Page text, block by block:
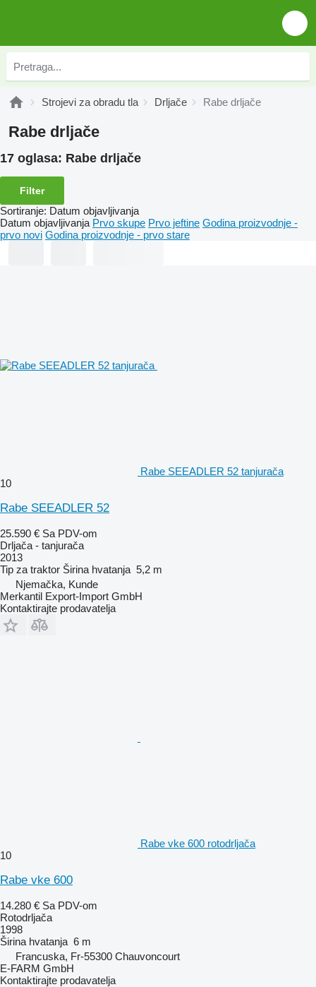
Strojevi za obradu tla Drljače Rabe drljače
Rabe drljače
17 oglasa: Rabe drljače
Filter
Sortiranje: Datum objavljivanja
Datum objavljivanja Prvo skupe Prvo jeftine Godina proizvodnje -
prvo novi Godina proizvodnje - prvo stare
Rabe SEEADLER 52 tanjurača
10
Rabe SEEADLER 52
25.590 € Sa PDV-om
Drljača - tanjurača
2013
Tip za traktor Širina hvatanja 5,2 m
Njemačka, Kunde
Merkantil Export-Import GmbH
Kontaktirajte prodavatelja
Rabe vke 600 rotodrljača
10
Rabe vke 600
14.280 € Sa PDV-om
Rotodrljača
1998
Širina hvatanja 6 m
Francuska, Fr-55300 Chauvoncourt
E-FARM GmbH
Kontaktirajte prodavatelja